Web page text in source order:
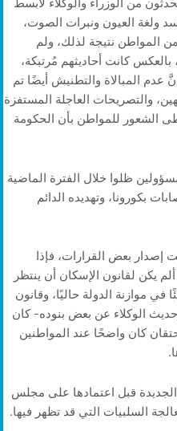
من الوزراء والوكلاء لأبسط
ولغة العيون ونبرات الصوت،
المواطن نتيجة لذلك، ولم
كانت أحاديثهم مُرتبكة،
عدم المبالاة والتطنيش أيضًا تم
والتصريحات العاجلة المستفزة
الشعور للمواطن بأن الحكومة
ظلوا خلال الفترة الماضية
بكورونا، وتهديده الدائم
إصدار بعض القرارات، فإذا
يكن لقانون الإسكان أن ينتظر
موازنة الدولة حاليًا، وقانون
الوكلاء عن بعض بنوده- كان
كان واضحًا عند المواطنين
قبل اعتمادها على مجلس
السلبيات التي قد تظهر فيها.